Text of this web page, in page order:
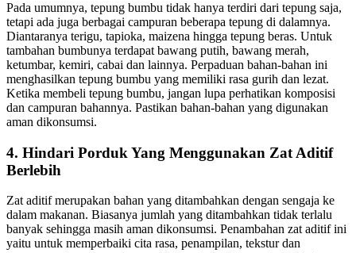
Pada umumnya, tepung bumbu tidak hanya terdiri dari tepung saja,
tetapi ada juga berbagai campuran beberapa tepung di dalamnya.
Diantaranya terigu, tapioka, maizena hingga tepung beras. Untuk
tambahan bumbunya terdapat bawang putih, bawang merah,
ketumbar, kemiri, cabai dan lainnya. Perpaduan bahan-bahan ini
menghasilkan tepung bumbu yang memiliki rasa gurih dan lezat.
Ketika membeli tepung bumbu, jangan lupa perhatikan komposisi
dan campuran bahannya. Pastikan bahan-bahan yang digunakan
aman dikonsumsi.
4. Hindari Porduk Yang Menggunakan Zat Aditif
Berlebih
Zat aditif merupakan bahan yang ditambahkan dengan sengaja ke
dalam makanan. Biasanya jumlah yang ditambahkan tidak terlalu
banyak sehingga masih aman dikonsumsi. Penambahan zat aditif ini
yaitu untuk memperbaiki cita rasa, penampilan, tekstur dan